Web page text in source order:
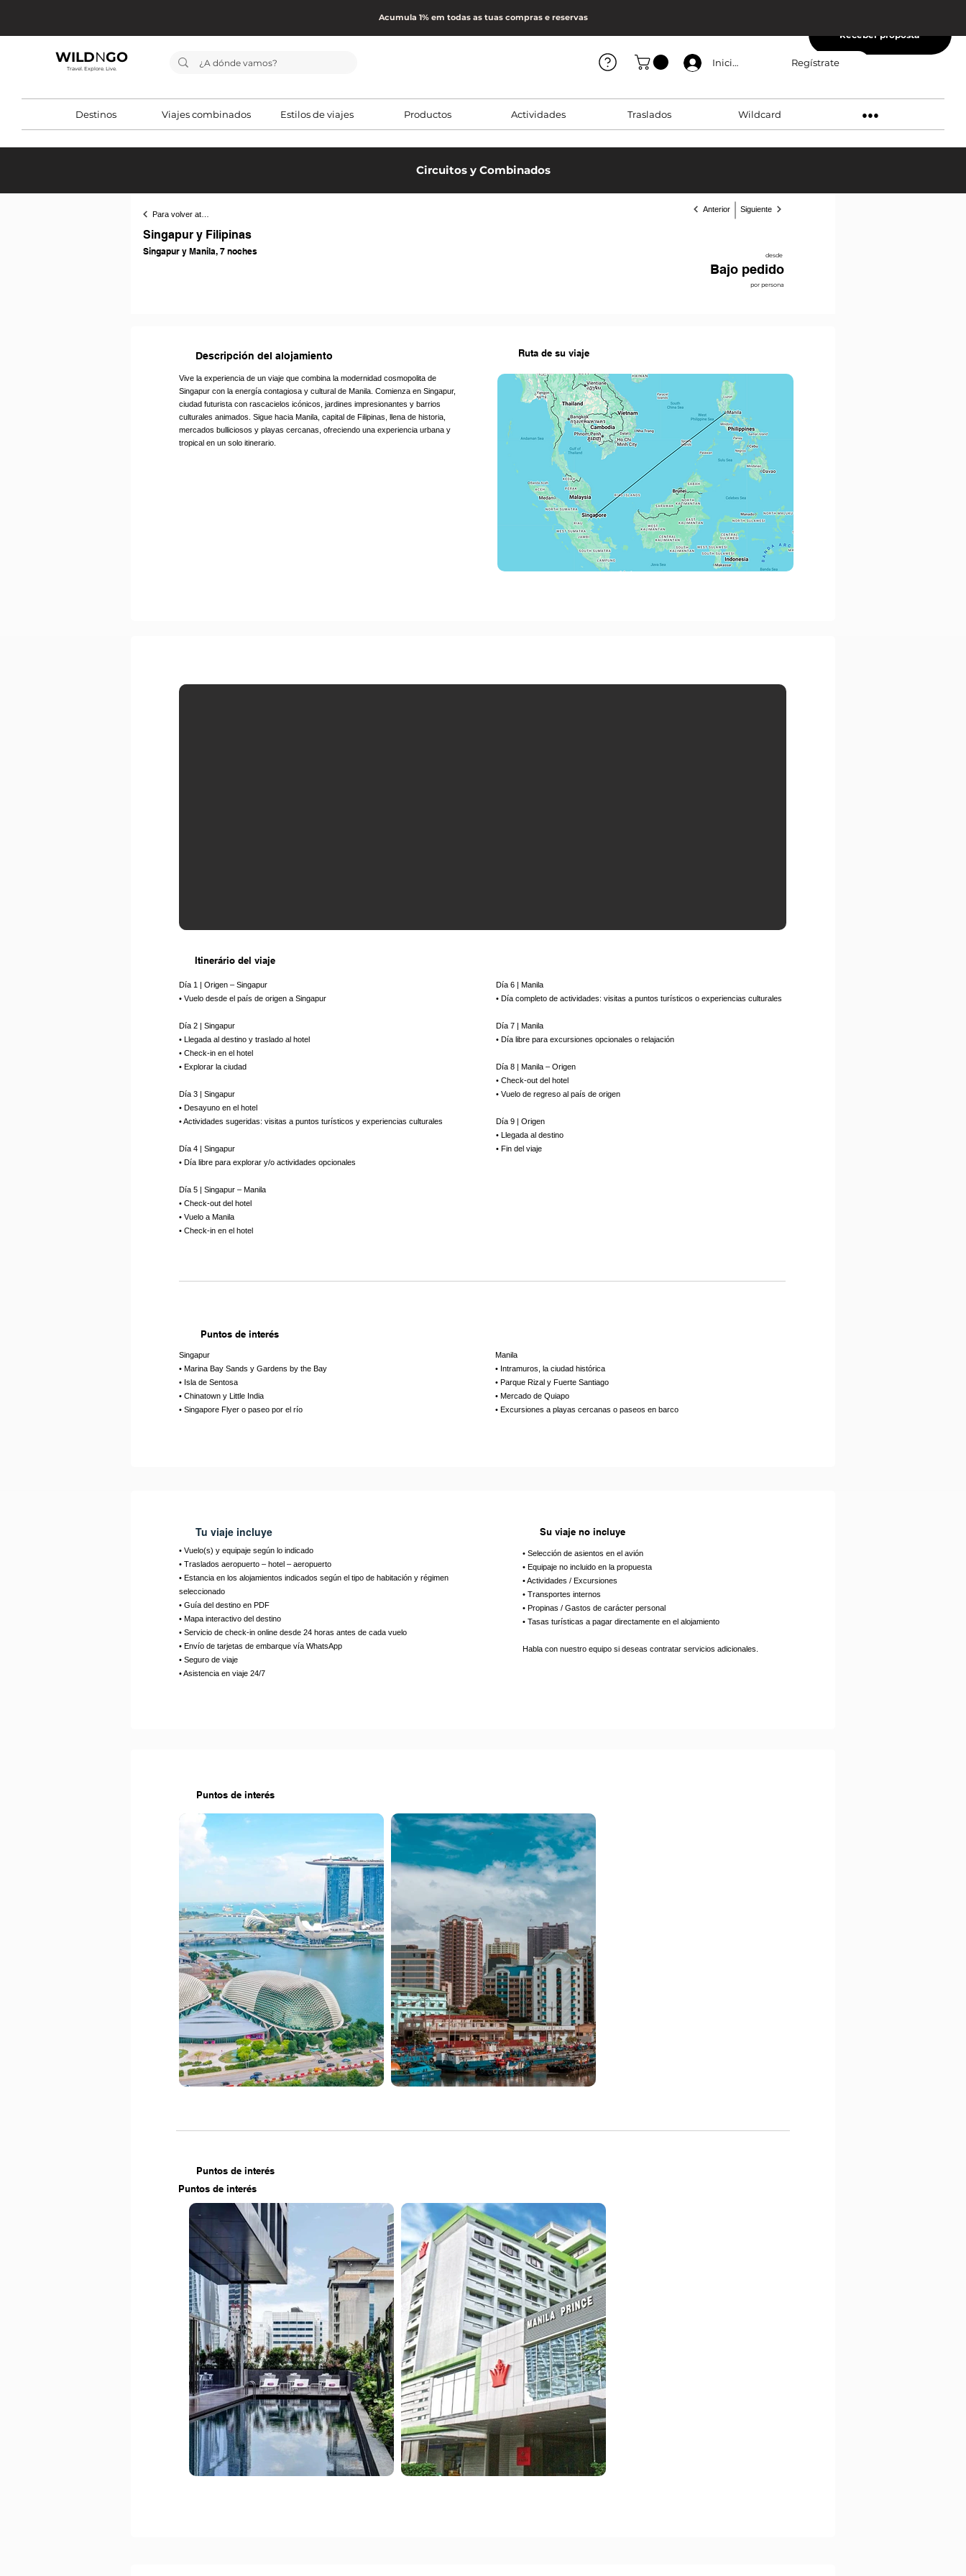
Acumula 1% em todas as tuas compras e reservas
WILDNGO
Travel. Explore. Live.
Inicia sesión Regístrate
Destinos Viajes combinados Estilos de viajes Productos Actividades Traslados Wildcard ●●●
Receber proposta
Circuitos y Combinados
Siguiente
Anterior
Singapur y Filipinas
Singapur y Manila, 7 noches desde
Bajo pedido
por persona
Descripción del alojamiento
Vive la experiencia de un viaje que combina la modernidad cosmopolita de
Singapur con la energía contagiosa y cultural de Manila. Comienza en Singapur,
ciudad futurista con rascacielos icónicos, jardines impresionantes y barrios
culturales animados. Sigue hacia Manila, capital de Filipinas, llena de historia,
mercados bulliciosos y playas cercanas, ofreciendo una experiencia urbana y
tropical en un solo itinerario.
Ruta de su viaje
Itinerário del viaje
Día 1 | Origen – Singapur
• Vuelo desde el país de origen a Singapur
Día 2 | Singapur
• Llegada al destino y traslado al hotel
• Check-in en el hotel
• Explorar la ciudad
Día 3 | Singapur
• Desayuno en el hotel
• Actividades sugeridas: visitas a puntos turísticos y experiencias culturales
Día 4 | Singapur
• Día libre para explorar y/o actividades opcionales
Día 5 | Singapur – Manila
• Check-out del hotel
• Vuelo a Manila
• Check-in en el hotel
Día 6 | Manila
• Día completo de actividades: visitas a puntos turísticos o experiencias culturales
Día 7 | Manila
• Día libre para excursiones opcionales o relajación
Día 8 | Manila – Origen
• Check-out del hotel
• Vuelo de regreso al país de origen
Día 9 | Origen
• Llegada al destino
• Fin del viaje
Puntos de interés
Singapur
• Marina Bay Sands y Gardens by the Bay
• Isla de Sentosa
• Chinatown y Little India
• Singapore Flyer o paseo por el río
Manila
• Intramuros, la ciudad histórica
• Parque Rizal y Fuerte Santiago
• Mercado de Quiapo
• Excursiones a playas cercanas o paseos en barco
Tu viaje incluye
• Vuelo(s) y equipaje según lo indicado
• Traslados aeropuerto – hotel – aeropuerto
• Estancia en los alojamientos indicados según el tipo de habitación y régimen
seleccionado
• Guía del destino en PDF
• Mapa interactivo del destino
• Servicio de check-in online desde 24 horas antes de cada vuelo
• Envío de tarjetas de embarque vía WhatsApp
• Seguro de viaje
• Asistencia en viaje 24/7
Su viaje no incluye
• Selección de asientos en el avión
• Equipaje no incluido en la propuesta
• Actividades / Excursiones
• Transportes internos
• Propinas / Gastos de carácter personal
• Tasas turísticas a pagar directamente en el alojamiento
Habla con nuestro equipo si deseas contratar servicios adicionales.
Puntos de interés
Puntos de interés
Puntos de interés